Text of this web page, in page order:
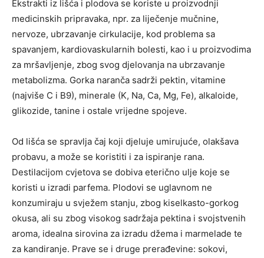
Ekstrakti iz lišća i plodova se koriste u proizvodnji
medicinskih pripravaka, npr. za liječenje mučnine,
nervoze, ubrzavanje cirkulacije, kod problema sa
spavanjem, kardiovaskularnih bolesti, kao i u proizvodima
za mršavljenje, zbog svog djelovanja na ubrzavanje
metabolizma. Gorka naranča sadrži pektin, vitamine
(najviše C i B9), minerale (K, Na, Ca, Mg, Fe), alkaloide,
glikozide, tanine i ostale vrijedne spojeve.
Od lišća se spravlja čaj koji djeluje umirujuće, olakšava
probavu, a može se koristiti i za ispiranje rana.
Destilacijom cvjetova se dobiva eterično ulje koje se
koristi u izradi parfema. Plodovi se uglavnom ne
konzumiraju u svježem stanju, zbog kiselkasto-gorkog
okusa, ali su zbog visokog sadržaja pektina i svojstvenih
aroma, idealna sirovina za izradu džema i marmelade te
za kandiranje. Prave se i druge prerađevine: sokovi,